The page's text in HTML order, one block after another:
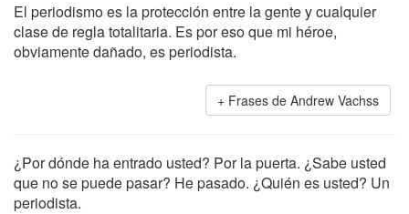
El periodismo es la protección entre la gente y cualquier
clase de regla totalitaria. Es por eso que mi héroe,
obviamente dañado, es periodista.
Frases de Andrew Vachss
¿Por dónde ha entrado usted? Por la puerta. ¿Sabe usted
que no se puede pasar? He pasado. ¿Quién es usted? Un
periodista.